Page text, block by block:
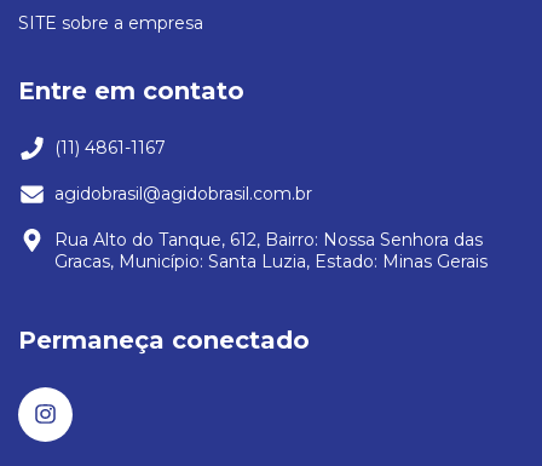
SITE sobre a empresa
Entre em contato
(11) 4861-1167
agidobrasil@agidobrasil.com.br
Rua Alto do Tanque, 612, Bairro: Nossa Senhora das
Gracas, Município: Santa Luzia, Estado: Minas Gerais
Permaneça conectado